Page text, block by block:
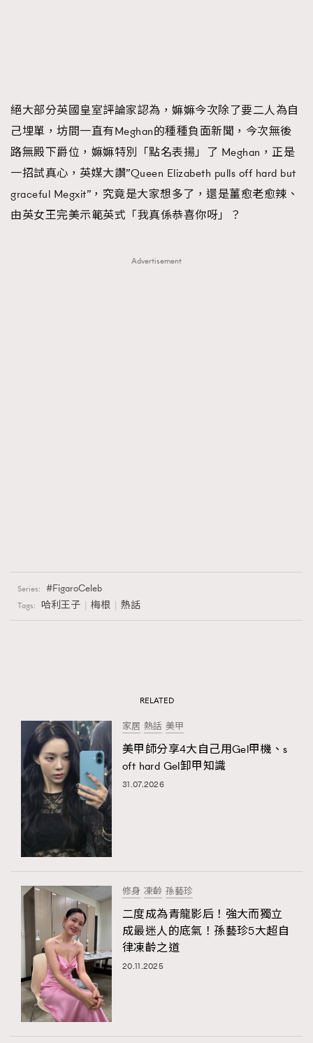
絕大部分英國皇室評論家認為，嫲嫲今次除了要二人為自
己埋單，坊間一直有Meghan的種種負面新聞，今次無後
路無殿下爵位，嫲嫲特別「點名表揚」了 Meghan，正是
一招試真心，英媒大讚”Queen Elizabeth pulls off hard but
graceful Megxit”，究竟是大家想多了，還是薑愈老愈辣、
由英女王完美示範英式「我真係恭喜你呀」？
Advertisement
Series: FigaroCeleb
Tags: 哈利王子 梅根 熱話
RELATED
家居 熱話 美甲
美甲師分享4大自己用Gel甲機、s
oft hard Gel卸甲知識
31.07.2026
修身 凍齡 孫藝珍
二度成為青龍影后！強大而獨立
成最迷人的底氣！孫藝珍5大超自
律凍齡之道
20.11.2025